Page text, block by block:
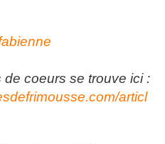
coeurs se trouve ici :
articl